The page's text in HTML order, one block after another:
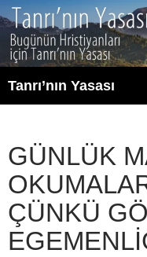
İçeriğe
atla
Tanrı’nın Yasası
GÜNLÜK
ÇÜNKÜ